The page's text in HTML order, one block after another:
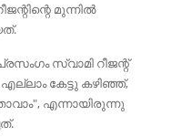
മുന്നിൽ
സ്വാമി റീജന്റ്
കേട്ടു കഴിഞ്ഞ്,
എന്നായിരുന്നു